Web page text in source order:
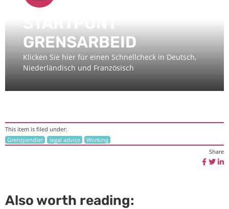
STARTPUNT
GRENSARBEID
Klicken Sie hier für einen Schnellcheck in Deutsch,
Niederländisch und Französisch
This item is filed under:
Grenzpendler legal advice Working
Share
Also worth reading: